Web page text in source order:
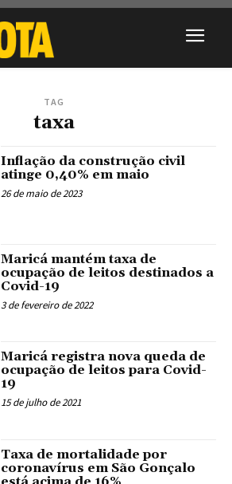
TAG
taxa
Inflação da construção civil
atinge 0,40% em maio
26 de maio de 2023
Maricá mantém taxa de
ocupação de leitos destinados a
Covid-19
3 de fevereiro de 2022
Maricá registra nova queda de
ocupação de leitos para Covid-
19
15 de julho de 2021
Taxa de mortalidade por
coronavírus em São Gonçalo